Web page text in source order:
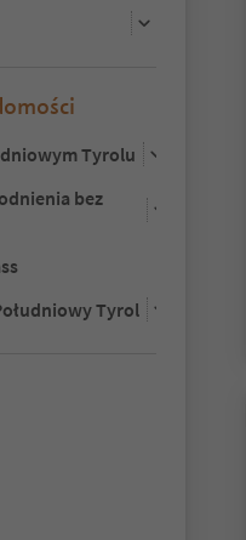
Tyrolu
bez
Tyrol